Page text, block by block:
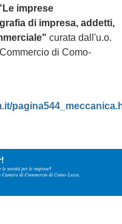
imprese
di impresa, addetti,
curata dall'u.o.
di Como-